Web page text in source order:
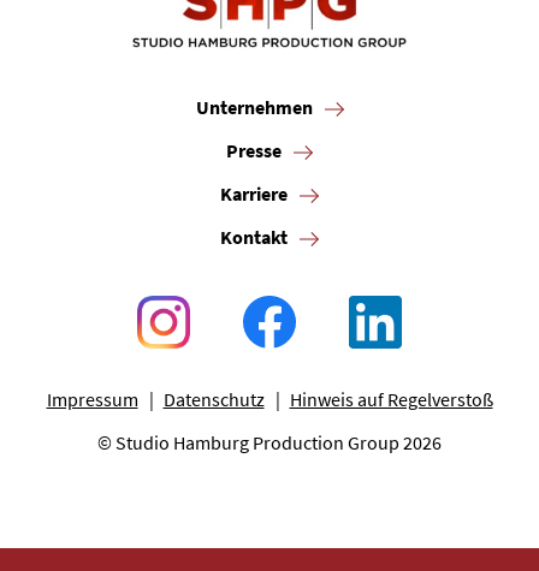
Unternehmen
Presse
Karriere
Kontakt
Impressum Datenschutz
Hinweis auf Regelverstoß
© Studio Hamburg Production Group 2026